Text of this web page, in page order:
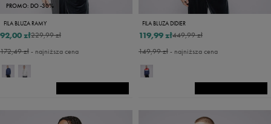
PROMO: DO -30%
FILA BLUZA RAMY
229,99 zł
92,00 zł
172,49 zł- najniższa cena
FILA BLUZA DIDIER
449,99 zł
119,99 zł
149,99 zł- najniższa cena